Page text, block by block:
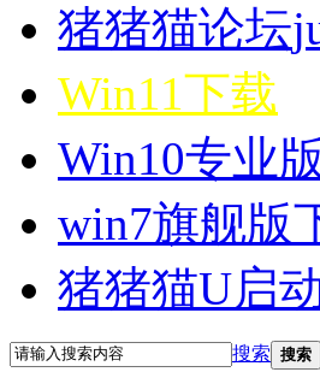
猪猪猫论坛
Win11下载
Win10专业
win7旗舰版
猪猪猫U启
搜索 搜索